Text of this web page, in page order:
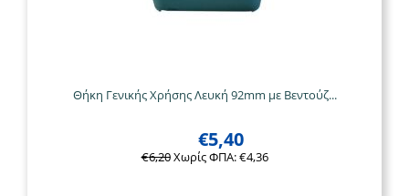
Θήκη Γενικής Χρήσης Λευκή 92mm με Βεντούζ...
€6,20
€5,40
Χωρίς ΦΠΑ:€4,36